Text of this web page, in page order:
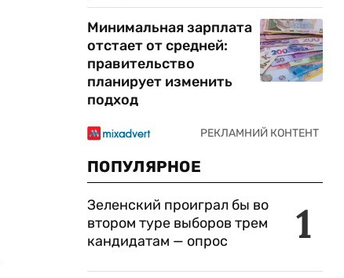
Минимальная зарплата
отстает от средней:
правительство
планирует изменить
подход
ПОПУЛЯРНОЕ
1
Зеленский проиграл бы во
втором туре выборов трем
кандидатам — опрос